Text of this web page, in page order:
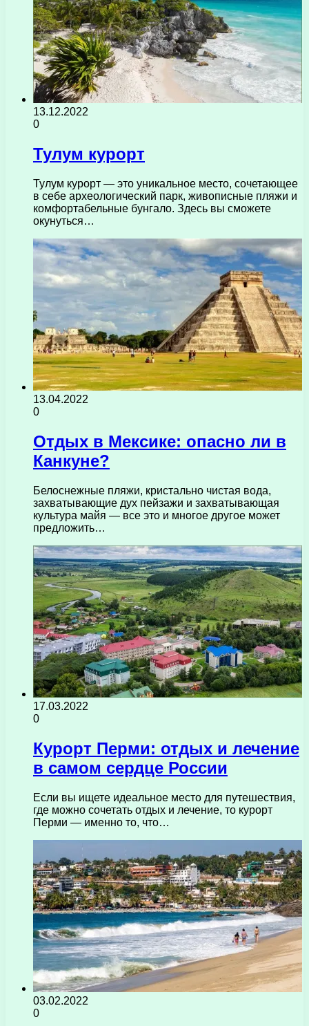
13.12.2022
0
Тулум курорт
Тулум курорт — это уникальное место, сочетающее
в себе археологический парк, живописные пляжи и
комфортабельные бунгало. Здесь вы сможете
окунуться…
13.04.2022
0
Отдых в Мексике: опасно ли в
Канкуне?
Белоснежные пляжи, кристально чистая вода,
захватывающие дух пейзажи и захватывающая
культура майя — все это и многое другое может
предложить…
17.03.2022
0
Курорт Перми: отдых и лечение
в самом сердце России
Если вы ищете идеальное место для путешествия,
где можно сочетать отдых и лечение, то курорт
Перми — именно то, что…
03.02.2022
0